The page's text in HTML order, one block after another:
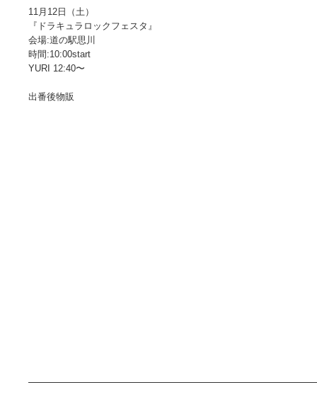
11月12日（土）
『ドラキュラロックフェスタ』
会場:道の駅思川
時間:10:00start
YURI 12:40〜
出番後物販